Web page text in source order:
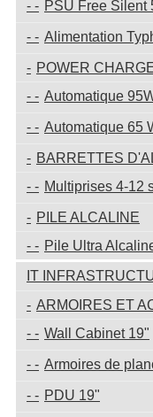
PSU Free Silent
Alimentation
POWER
Automatique
Automatique 65
BARRETTES
Multiprises 4-12
PILE ALCALINE
Pile Ultra
IT
ARMOIRES ET
Wall Cabinet 19"
Armoires de
PDU 19"